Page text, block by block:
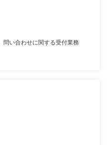
問い合わせに関する受付業務